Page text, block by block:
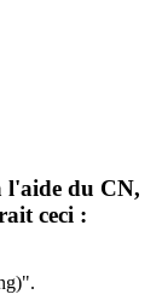
l'aide du CN,
ceci :